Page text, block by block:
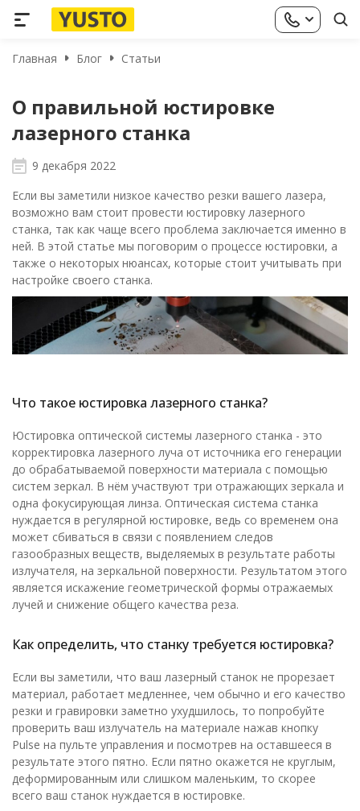
Главная Блог Статьи
О правильной юстировке
лазерного станка
9 декабря 2022
Если вы заметили низкое качество резки вашего лазера,
возможно вам стоит провести юстировку лазерного
станка, так как чаще всего проблема заключается именно в
ней. В этой статье мы поговорим о процессе юстировки, а
также о некоторых нюансах, которые стоит учитывать при
настройке своего станка.
Что такое юстировка лазерного станка?
Юстировка оптической системы лазерного станка - это
корректировка лазерного луча от источника его генерации
до обрабатываемой поверхности материала с помощью
систем зеркал. В нём участвуют три отражающих зеркала и
одна фокусирующая линза. Оптическая система станка
нуждается в регулярной юстировке, ведь со временем она
может сбиваться в связи с появлением следов
газообразных веществ, выделяемых в результате работы
излучателя, на зеркальной поверхности. Результатом этого
является искажение геометрической формы отражаемых
лучей и снижение общего качества реза.
Как определить, что станку требуется юстировка?
Если вы заметили, что ваш лазерный станок не прорезает
материал, работает медленнее, чем обычно и его качество
резки и гравировки заметно ухудшилось, то попробуйте
проверить ваш излучатель на материале нажав кнопку
Pulse на пульте управления и посмотрев на оставшееся в
результате этого пятно. Если пятно окажется не круглым,
деформированным или слишком маленьким, то скорее
всего ваш станок нуждается в юстировке.